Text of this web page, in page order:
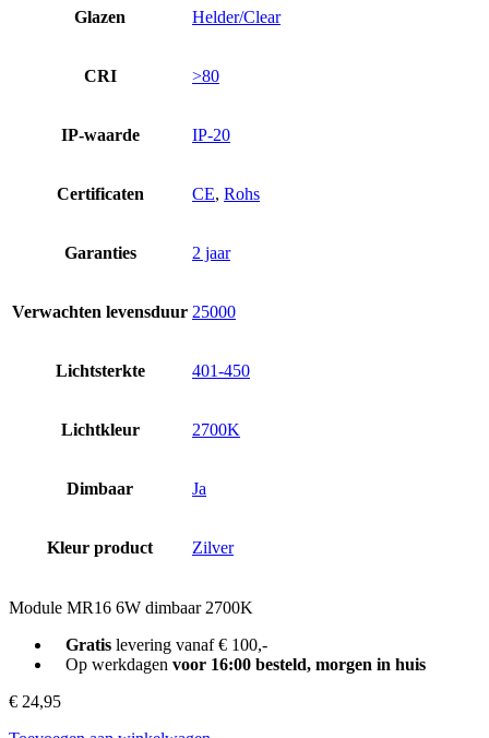
Glazen Helder/Clear
CRI >80
IP-waarde IP-20
Certificaten CE, Rohs
Garanties 2 jaar
Verwachten levensduur 25000
Lichtsterkte 401-450
Lichtkleur 2700K
Dimbaar Ja
Kleur product Zilver
Module MR16 6W dimbaar 2700K
Gratislevering vanaf € 100,-
Op werkdagen voor 16:00 besteld, morgen in huis
€ 24,95